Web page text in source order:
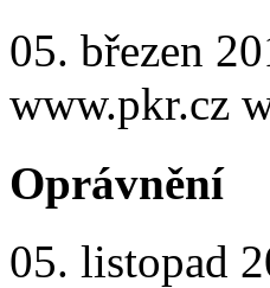
05. březen
www.pkr.cz
Oprávnění
05. listopad